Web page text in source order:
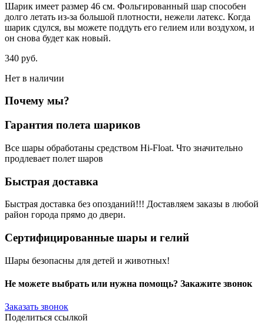
Шарик имеет размер 46 см. Фольгированный шар способен
долго летать из-за большой плотности, нежели латекс. Когда
шарик сдулся, вы можете поддуть его гелием или воздухом, и
он снова будет как новый.
340 руб.
Нет в наличии
Почему мы?
Гарантия полета шариков
Все шары обработаны средством Hi-Float. Что значительно
продлевает полет шаров
Быстрая доставка
Быстрая доставка без опозданий!!! Доставляем заказы в любой
район города прямо до двери.
Сертифицированные шары и гелий
Шары безопасны для детей и животных!
Не можете выбрать или нужна помощь? Закажите звонок
Заказать звонок
Поделиться ссылкой